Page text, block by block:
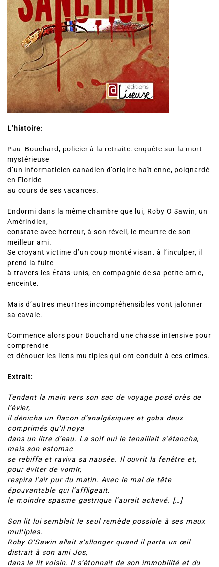
L’histoire:
Paul Bouchard, policier à la retraite, enquête sur la mort
mystérieuse
d’un informaticien canadien d’origine haïtienne, poignardé
en Floride
au cours de ses vacances.
Endormi dans la même chambre que lui, Roby O Sawin, un
Amérindien,
constate avec horreur, à son réveil, le meurtre de son
meilleur ami.
Se croyant victime d’un coup monté visant à l’inculper, il
prend la fuite
à travers les États-Unis, en compagnie de sa petite amie,
enceinte.
Mais d’autres meurtres incompréhensibles vont jalonner
sa cavale.
Commence alors pour Bouchard une chasse intensive pour
comprendre
et dénouer les liens multiples qui ont conduit à ces crimes.
Extrait:
Tendant la main vers son sac de voyage posé près de
l’évier,
il dénicha un flacon d’analgésiques et goba deux
comprimés qu’il noya
dans un litre d’eau. La soif qui le tenaillait s’étancha,
mais son estomac
se rebiffa et raviva sa nausée. Il ouvrit la fenêtre et,
pour éviter de vomir,
respira l’air pur du matin. Avec le mal de tête
épouvantable qui l’affligeait,
le moindre spasme gastrique l’aurait achevé. […]
Son lit lui semblait le seul remède possible à ses maux
multiples.
Roby O’Sawin allait s’allonger quand il porta un œil
distrait à son ami Jos,
dans le lit voisin. Il s’étonnait de son immobilité et du